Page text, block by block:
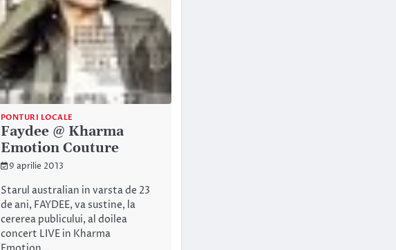
PONTURI LOCALE
Faydee @ Kharma
Emotion Couture
9 aprilie 2013
Starul australian in varsta de 23
de ani, FAYDEE, va sustine, la
cererea publicului, al doilea
concert LIVE in Kharma